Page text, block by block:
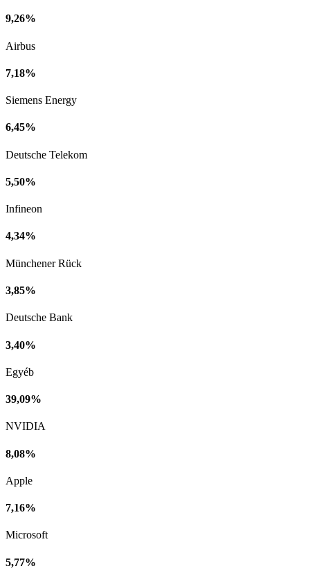
9,26%
Airbus
7,18%
Siemens Energy
6,45%
Deutsche Telekom
5,50%
Infineon
4,34%
Münchener Rück
3,85%
Deutsche Bank
3,40%
Egyéb
39,09%
NVIDIA
8,08%
Apple
7,16%
Microsoft
5,77%